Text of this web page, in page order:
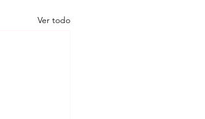
Ver todo